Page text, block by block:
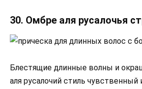
30. Омбре аля русалочья
Блестящие длинные волны и
аля русалочий стиль чувственный